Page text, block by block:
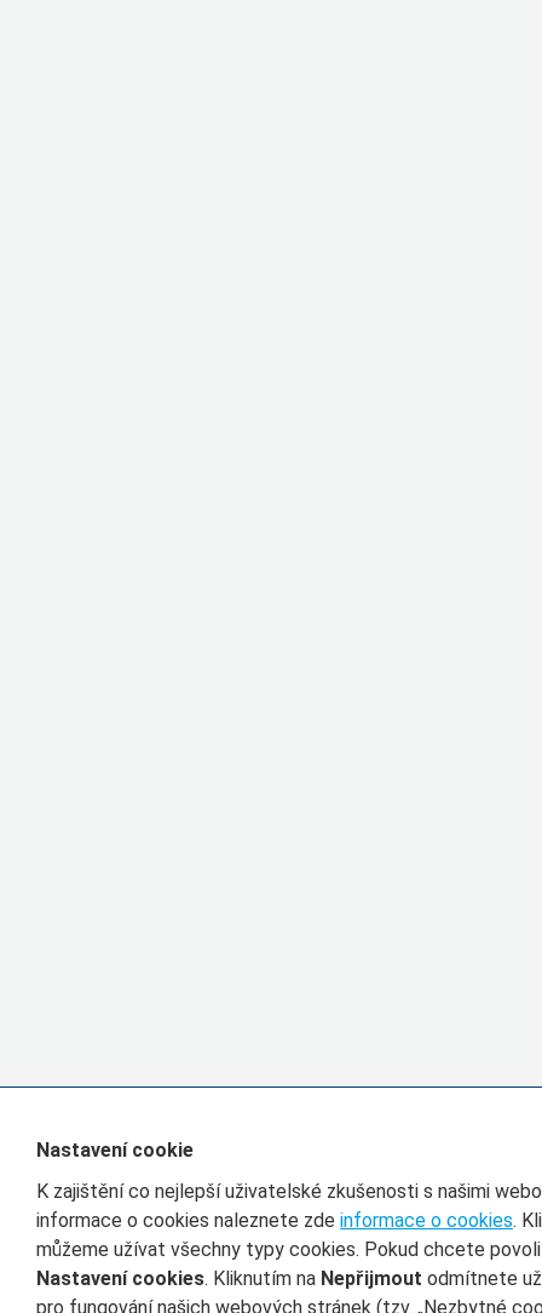
Nastavení cookie
K zajištění co nejlepší uživatelské zkušenosti s našimi
informace o cookies naleznete zde informace o cookies.
můžeme užívat všechny typy cookies. Pokud chcete
Nastavení cookies. Kliknutím na Nepřijmout odmítnete
pro fungování našich webových stránek (tzv. „Nezbytné